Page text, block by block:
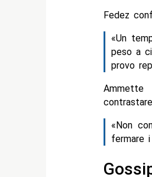
Fedez
«Un
peso a
provo
Ammette
«Non
fermare i